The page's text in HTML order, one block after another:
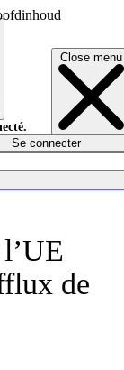
Close menu
Se connecter
de